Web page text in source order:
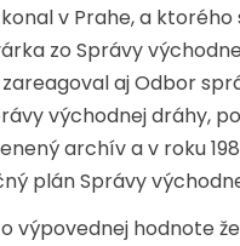
v Prahe, a
zo Správy
aj Odbor
východnej dráhy,
archív a v roku
plán Správy
výpovednej hodnote